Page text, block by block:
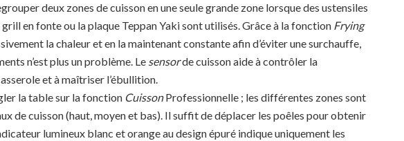
deux zones de cuisson en une seule grande zone lorsque des ustensiles
en fonte ou la plaque Teppan Yaki sont utilisés. Grâce à la fonction Frying
la chaleur et en la maintenant constante afin d’éviter une surchauffe,
n’est plus un problème. Le sensorde cuisson aide à contrôler la
et à maîtriser l’ébullition.
la table sur la fonction CuissonProfessionnelle ; les différentes zones sont
de cuisson (haut, moyen et bas). Il suffit de déplacer les poêles pour obtenir
lumineux blanc et orange au design épuré indique uniquement les